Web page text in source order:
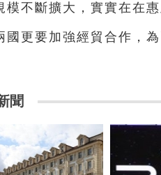
模不斷擴大，實實在在
國更要加強經貿合作，
聞